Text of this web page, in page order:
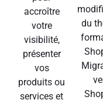
accroître
votre
visibilité,
présenter
vos
produits ou
services et
du